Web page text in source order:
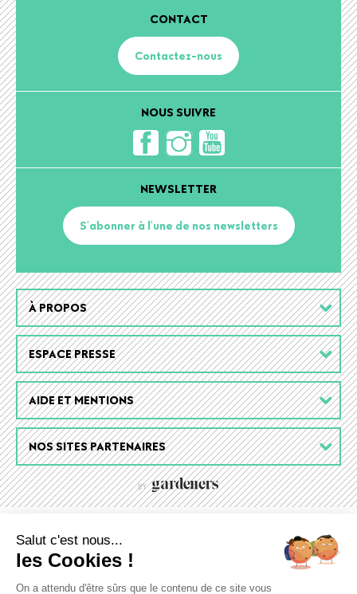
CONTACT
Contactez-nous
NOUS SUIVRE
NEWSLETTER
S'abonner à l'une de nos newsletters
Footer
menu
À PROPOS
ESPACE PRESSE
AIDE ET MENTIONS
NOS SITES PARTENAIRES
Salut c'est nous...
les Cookies !
On a attendu d'être sûrs que le contenu de ce site vous